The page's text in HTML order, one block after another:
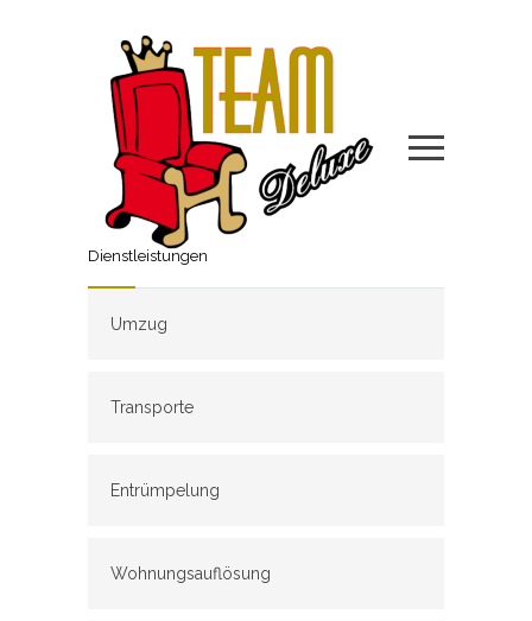
Dienstleistungen
Umzug
Transporte
Entrümpelung
Wohnungsauflösung